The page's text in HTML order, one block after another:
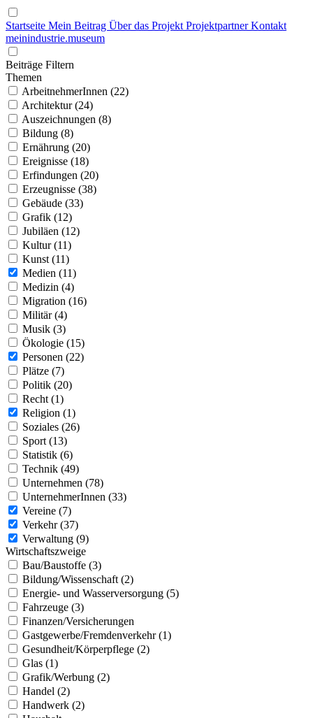
Startseite Mein Beitrag Über das Projekt ProjektpartnerKontakt
meinindustrie.museum
Beiträge Filtern
Themen
ArbeitnehmerInnen (22)
Architektur (24)
Auszeichnungen (8)
Bildung (8)
Ernährung (20)
Ereignisse (18)
Erfindungen (20)
Erzeugnisse (38)
Gebäude (33)
Grafik (12)
Jubiläen (12)
Kultur (11)
Kunst (11)
Medien (11)
Medizin (4)
Migration (16)
Militär (4)
Musik (3)
Ökologie (15)
Personen (22)
Plätze (7)
Politik (20)
Recht (1)
Religion (1)
Soziales (26)
Sport (13)
Statistik (6)
Technik (49)
Unternehmen (78)
UnternehmerInnen (33)
Vereine (7)
Verkehr (37)
Verwaltung (9)
Wirtschaftszweige
Bau/Baustoffe (3)
Bildung/Wissenschaft (2)
Energie- und Wasserversorgung (5)
Fahrzeuge (3)
Finanzen/Versicherungen
Gastgewerbe/Fremdenverkehr (1)
Gesundheit/Körperpflege (2)
Glas (1)
Grafik/Werbung (2)
Handel (2)
Handwerk (2)